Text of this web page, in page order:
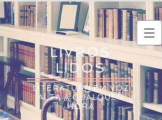
LIVROS
LIDOS
LITERATURA EM VOZ
ALTA A QUALQUER
HORA